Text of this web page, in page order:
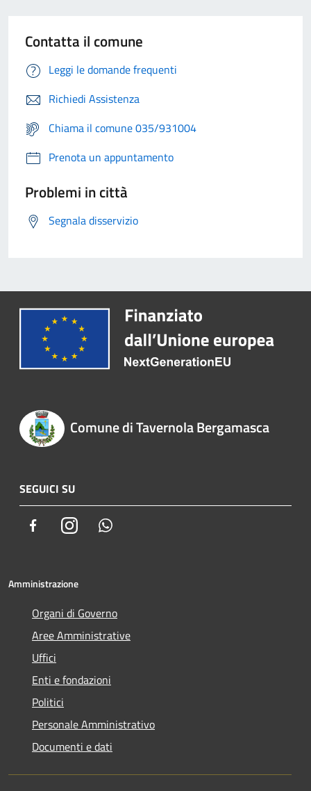
Contatta il comune
Leggi le domande frequenti
Richiedi Assistenza
Chiama il comune 035/931004
Prenota un appuntamento
Problemi in città
Segnala disservizio
Comune di Tavernola Bergamasca
SEGUICI SU
FacebookInstagram
Amministrazione
Organi di Governo
Aree Amministrative
Uffici
Enti e fondazioni
Politici
Personale Amministrativo
Documenti e dati